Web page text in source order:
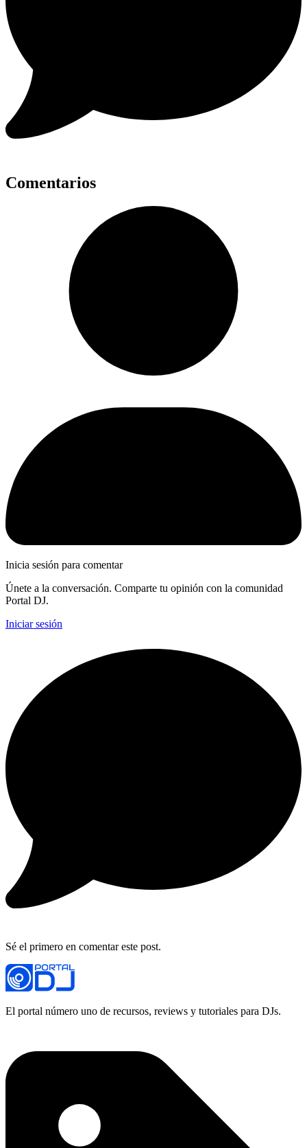
Comentarios
Inicia sesión para comentar
Únete a la conversación. Comparte tu opinión con la comunidad
Portal DJ.
Iniciar sesión
Sé el primero en comentar este post.
El portal número uno de recursos, reviews y tutoriales para DJs.